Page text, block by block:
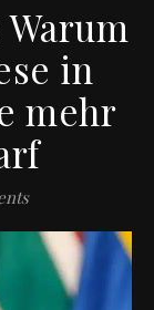
in
mehr